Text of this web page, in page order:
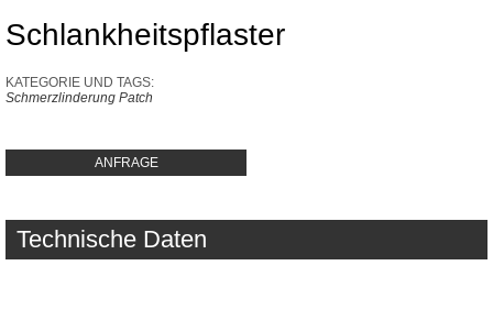
Schlankheitspflaster
KATEGORIE UND TAGS:
Schmerzlinderung Patch
ANFRAGE
Technische Daten